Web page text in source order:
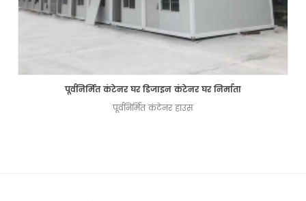
पूर्वनिर्मित कंटेनर घर डिजाइन कंटेनर घर निर्माता
पूर्वनिर्मित कंटेनर हाउस